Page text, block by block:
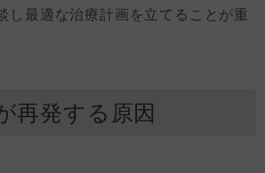
し最適な治療計画を立てることが重
再発する原因